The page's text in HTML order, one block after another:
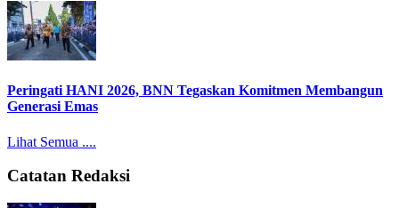
Peringati HANI 2026, BNN Tegaskan Komitmen Membangun
Generasi Emas
Lihat Semua ....
Catatan Redaksi